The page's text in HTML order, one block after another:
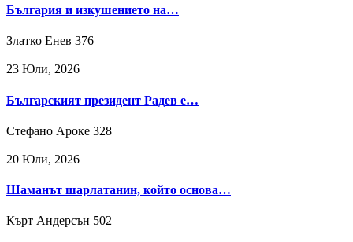
България и изкушението на…
Златко Енев 376
23 Юли, 2026
Българският президент Радев е…
Стефано Ароке 328
20 Юли, 2026
Шаманът шарлатанин, който основа…
Кърт Андерсън 502